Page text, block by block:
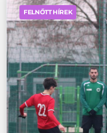
FELNŐTT HÍREK